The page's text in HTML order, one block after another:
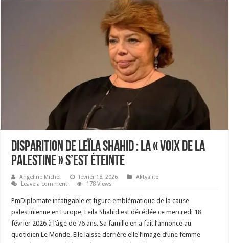
Disparition de Leïla Shahid : la « voix de la
Palestine » s’est éteinte
Angeline Michel février 18, 2026
Aktyalite
Leave a comment
178 Views
PmDiplomate infatigable et figure emblématique de la cause
palestinienne en Europe, Leïla Shahid est décédée ce mercredi 18
février 2026 à l’âge de 76 ans. Sa famille en a fait l’annonce au
quotidien Le Monde. Elle laisse derrière elle l’image d’une femme